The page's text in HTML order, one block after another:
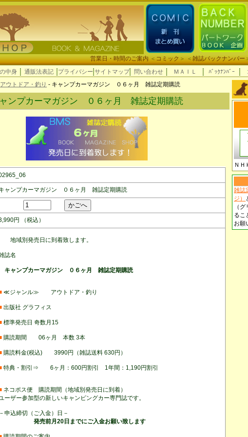
営業日・時間のご案内＜コミック＞ ＜雑誌バックナンバー
中身 通販法表記 プライバシー サイトマップ 問い合わせ ＭＡＩＬ ﾊﾞｯｸﾅﾝﾊﾞｰ
アウトドア・釣り - キャンプカーマガジン ０６ヶ月 雑誌定期購読
ンプカーマガジン ０６ヶ月 雑誌定期購読
ャンプカーマガジン ０６ヶ月 雑誌定期購読
円 （税込）
地域別発売日に到着致します。
誌名
キャンプカーマガジン ０６ヶ月 雑誌定期購読
≪ジャンル≫ アウトドア・釣り
出版社 グラフィス
標準発売日 奇数月15
購読期間 06ヶ月 本数 3本
購読料金(税込) 3990円（雑誌送料 630円）
特典・割引⇒ 6ヶ月：600円割引 1年間：1,190円割引
ネコポス便 購読期間（地域別発売日に到着）
ーザー参加型の新しいキャンピングカー専門誌です。
－申込締切（ご入金）日－
発売前月20日までにご入金お願い致します
Ｎ
雑誌
ジ）
（
るこ
お願